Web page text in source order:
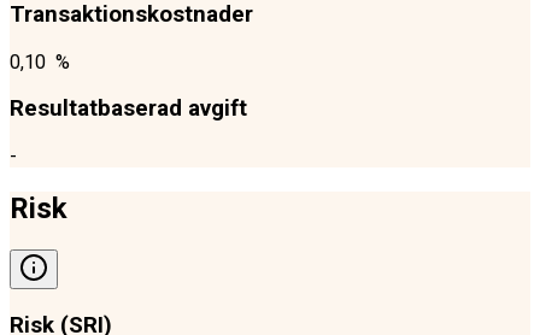
Transaktionskostnader
0,10 %
Resultatbaserad avgift
-
Risk
Risk (SRI)